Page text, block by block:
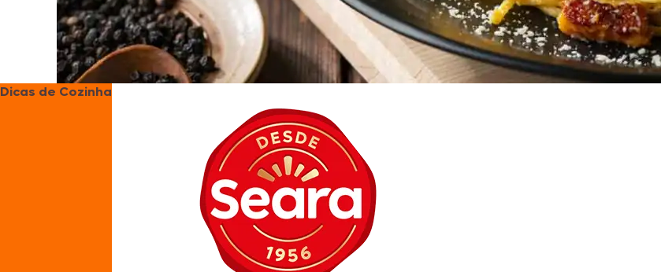
Entrevistas
Dicas de Cozinha